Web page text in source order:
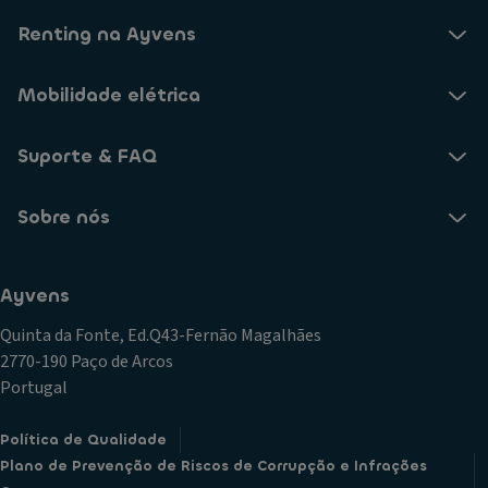
Renting na Ayvens
Mobilidade elétrica
Suporte & FAQ
Sobre nós
Ayvens
Quinta da Fonte, Ed.Q43-Fernão Magalhães
2770-190 Paço de Arcos
Portugal
Política de Qualidade
Plano de Prevenção de Riscos de Corrupção e Infrações